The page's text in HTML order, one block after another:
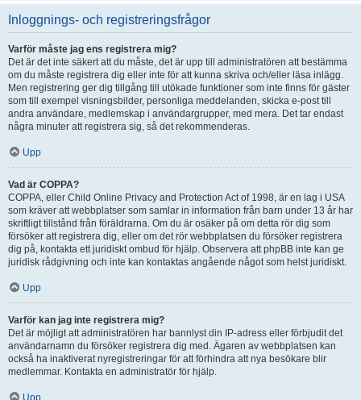
Inloggnings- och registreringsfrågor
Varför måste jag ens registrera mig?
Det är det inte säkert att du måste, det är upp till administratören att bestämma
om du måste registrera dig eller inte för att kunna skriva och/eller läsa inlägg.
Men registrering ger dig tillgång till utökade funktioner som inte finns för gäster
som till exempel visningsbilder, personliga meddelanden, skicka e-post till
andra användare, medlemskap i användargrupper, med mera. Det tar endast
några minuter att registrera sig, så det rekommenderas.
Upp
Vad är COPPA?
COPPA, eller Child Online Privacy and Protection Act of 1998, är en lag i USA
som kräver att webbplatser som samlar in information från barn under 13 år har
skriftligt tillstånd från föräldrarna. Om du är osäker på om detta rör dig som
försöker att registrera dig, eller om det rör webbplatsen du försöker registrera
dig på, kontakta ett juridiskt ombud för hjälp. Observera att phpBB inte kan ge
juridisk rådgivning och inte kan kontaktas angående något som helst juridiskt.
Upp
Varför kan jag inte registrera mig?
Det är möjligt att administratören har bannlyst din IP-adress eller förbjudit det
användarnamn du försöker registrera dig med. Ägaren av webbplatsen kan
också ha inaktiverat nyregistreringar för att förhindra att nya besökare blir
medlemmar. Kontakta en administratör för hjälp.
Upp